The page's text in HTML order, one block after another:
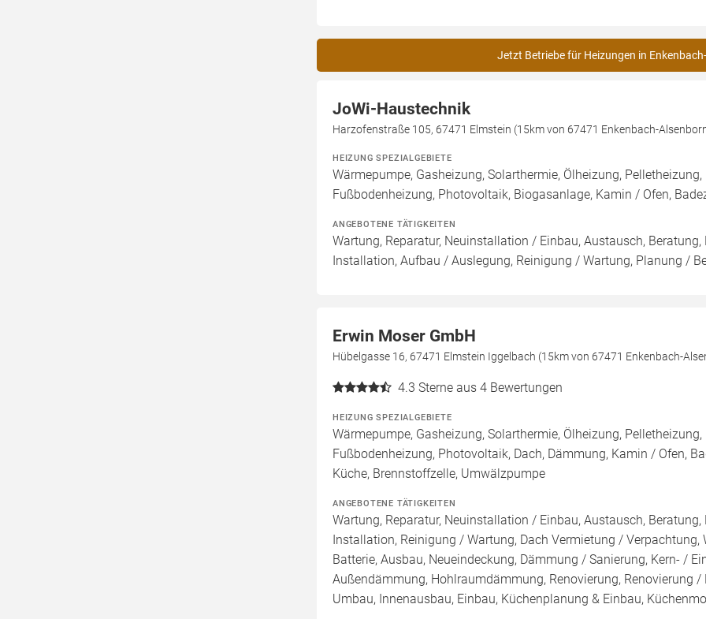
Jetzt Betriebe für Heizungen in
JoWi-Haustechnik
Harzofenstraße 105, 67471 Elmstein (15km von 67471 Enkenbach-
HEIZUNG SPEZIALGEBIETE
Wärmepumpe, Gasheizung, Solarthermie, Ölheizung,
Fußbodenheizung, Photovoltaik, Biogasanlage, Kamin / Ofen,
ANGEBOTENE TÄTIGKEITEN
Wartung, Reparatur, Neuinstallation / Einbau, Austausch,
Installation, Aufbau / Auslegung, Reinigung / Wartung, Planung /
Erwin Moser GmbH
Hübelgasse 16, 67471 Elmstein Iggelbach (15km von 67471 Enkenbach-
4.3 Sterne aus 4 Bewertungen
HEIZUNG SPEZIALGEBIETE
Wärmepumpe, Gasheizung, Solarthermie, Ölheizung,
Fußbodenheizung, Photovoltaik, Dach, Dämmung, Kamin / Ofen,
Küche, Brennstoffzelle, Umwälzpumpe
ANGEBOTENE TÄTIGKEITEN
Wartung, Reparatur, Neuinstallation / Einbau, Austausch,
Installation, Reinigung / Wartung, Dach Vermietung /
Batterie, Ausbau, Neueindeckung, Dämmung / Sanierung, Kern- /
Außendämmung, Hohlraumdämmung, Renovierung, Renovierung
Umbau, Innenausbau, Einbau, Küchenplanung & Einbau,